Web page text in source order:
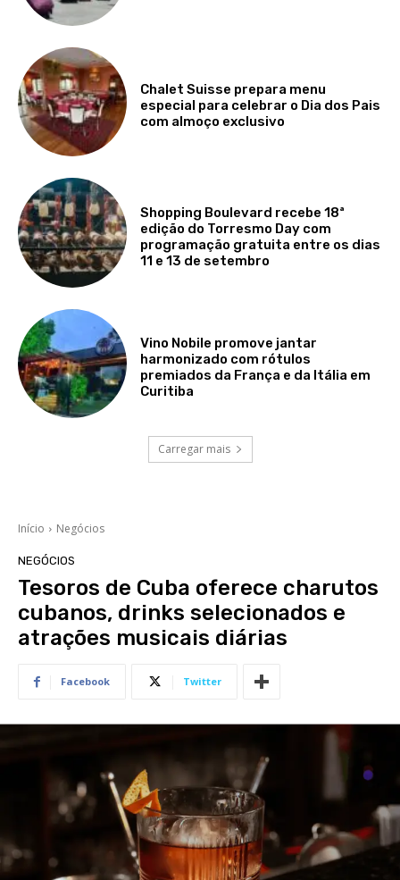
Chalet Suisse prepara menu
especial para celebrar o Dia dos Pais
com almoço exclusivo
Shopping Boulevard recebe 18ª
edição do Torresmo Day com
programação gratuita entre os dias
11 e 13 de setembro
Vino Nobile promove jantar
harmonizado com rótulos
premiados da França e da Itália em
Curitiba
Carregar mais